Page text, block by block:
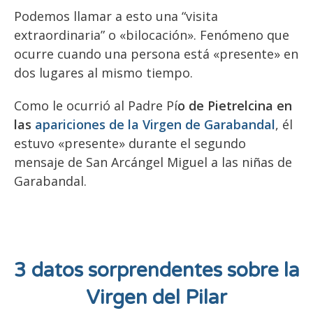
Podemos llamar a esto una “visita
extraordinaria” o «bilocación». Fenómeno que
ocurre cuando una persona está «presente» en
dos lugares al mismo tiempo.
Como le ocurrió al Padre Pío de Pietrelcina en
las apariciones de la Virgen de Garabandal, él
estuvo «presente» durante el segundo
mensaje de San Arcángel Miguel a las niñas de
Garabandal.
3 datos sorprendentes sobre la
Virgen del Pilar